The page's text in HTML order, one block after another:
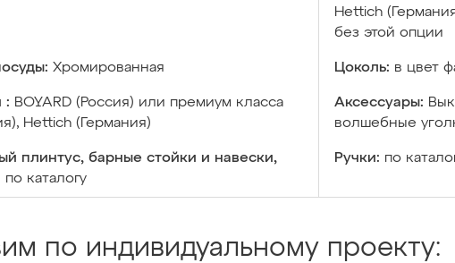
Hettich
без этой опции
Хромированная Цоколь: в цвет
: BOYARD (Россия) или премиум класса
Hettich (Германия)
Аксессуары:
волшебные
плинтус, барные стойки и навески,
по каталогу
Ручки: по
по индивидуальному проекту: